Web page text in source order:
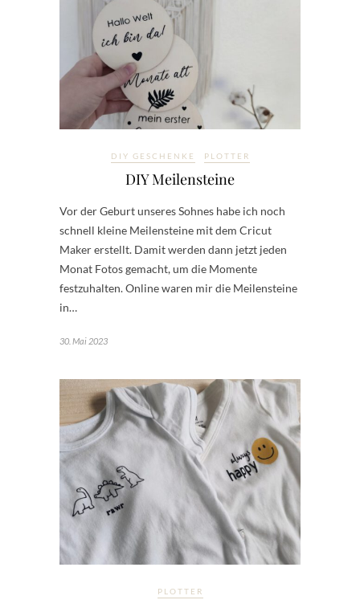
DIY GESCHENKE PLOTTER
DIY Meilensteine
Vor der Geburt unseres Sohnes habe ich noch
schnell kleine Meilensteine mit dem Cricut
Maker erstellt. Damit werden dann jetzt jeden
Monat Fotos gemacht, um die Momente
festzuhalten. Online waren mir die Meilensteine
in…
30. Mai 2023
PLOTTER